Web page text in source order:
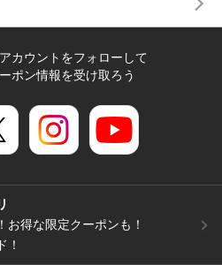
カウントをフォローして
ポン情報を受け取ろう
お得な限定クーポンも！
！